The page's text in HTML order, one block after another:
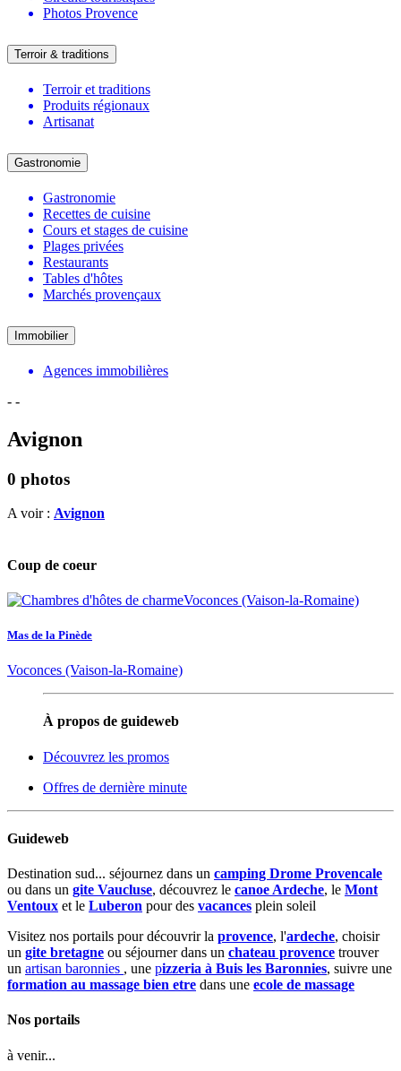
Photos Provence
Terroir & traditions
Terroir et traditions
Produits régionaux
Artisanat
Gastronomie
Gastronomie
Recettes de cuisine
Cours et stages de cuisine
Plages privées
Restaurants
Tables d'hôtes
Marchés provençaux
Immobilier
Agences immobilières
- -
Avignon
0 photos
A voir : Avignon
Coup de coeur
Mas de la Pinède
Voconces (Vaison-la-Romaine)
À propos de guideweb
Découvrez les promos
Offres de dernière minute
Guideweb
Destination sud... séjournez dans un camping Drome Provencale
ou dans un gite Vaucluse, découvrez le canoe Ardeche, le Mont
Ventoux et le Luberon pour des vacances plein soleil
Visitez nos portails pour découvrir la provence, l'ardeche, choisir
un gite bretagne ou séjourner dans un chateau provence trouver
un artisan baronnies , une pizzeria à Buis les Baronnies, suivre une
formation au massage bien etre dans une ecole de massage
Nos portails
à venir...